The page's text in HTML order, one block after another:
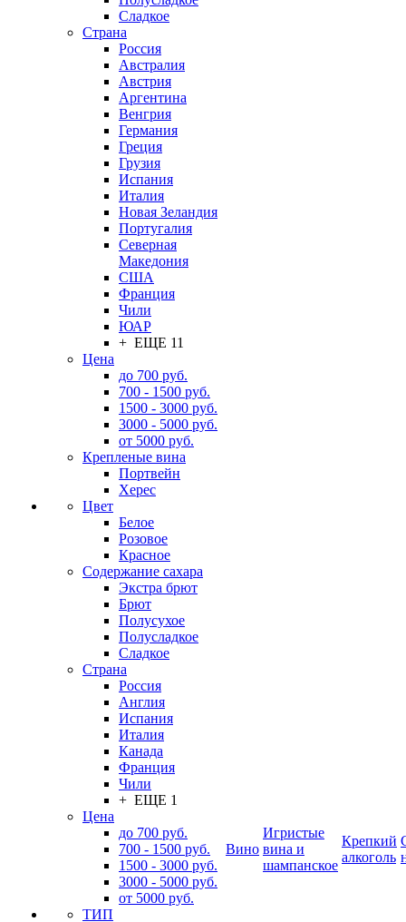
Сладкое
Страна
Россия
Австралия
Австрия
Аргентина
Венгрия
Германия
Греция
Грузия
Испания
Италия
Новая Зеландия
Португалия
Северная
Македония
США
Франция
Чили
ЮАР
+ ЕЩЕ 11
Цена
до 700 руб.
700 - 1500 руб.
1500 - 3000 руб.
3000 - 5000 руб.
от 5000 руб.
Крепленые вина
Портвейн
Херес
Цвет
Белое
Розовое
Красное
Содержание сахара
Экстра брют
Брют
Полусухое
Полусладкое
Сладкое
Страна
Россия
Англия
Испания
Италия
Канада
Франция
Чили
+ ЕЩЕ 1
Цена
до 700 руб.
700 - 1500 руб.
1500 - 3000 руб.
3000 - 5000 руб.
от 5000 руб.
ТИП
Вино
Игристые
вина и
шампанское
Крепкий
алкоголь